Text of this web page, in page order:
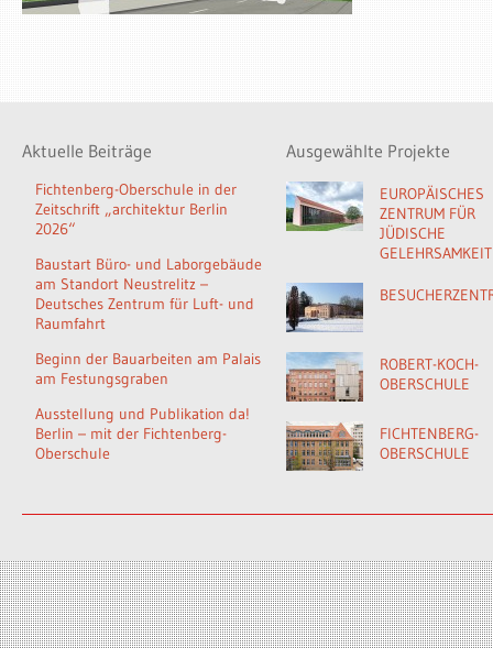
Aktuelle Beiträge
Fichtenberg-Oberschule in der
Zeitschrift „architektur Berlin
2026“
Baustart Büro- und Laborgebäude
am Standort Neustrelitz –
Deutsches Zentrum für Luft- und
Raumfahrt
Beginn der Bauarbeiten am Palais
am Festungsgraben
Ausstellung und Publikation da!
Berlin – mit der Fichtenberg-
Oberschule
Ausgewählte Projekte
EUROPÄISCHES
ZENTRUM FÜR
JÜDISCHE
GELEHRSAMKEIT
ROBERT-KOCH-
OBERSCHULE
FICHTENBERG-
OBERSCHULE